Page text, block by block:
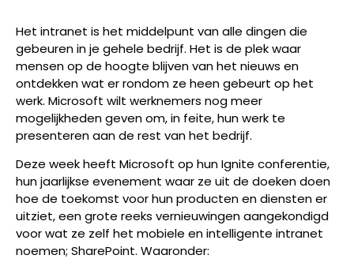
Het intranet is het middelpunt van alle dingen die
gebeuren in je gehele bedrijf. Het is de plek waar
mensen op de hoogte blijven van het nieuws en
ontdekken wat er rondom ze heen gebeurt op het
werk. Microsoft wilt werknemers nog meer
mogelijkheden geven om, in feite, hun werk te
presenteren aan de rest van het bedrijf.
Deze week heeft Microsoft op hun Ignite conferentie,
hun jaarlijkse evenement waar ze uit de doeken doen
hoe de toekomst voor hun producten en diensten er
uitziet, een grote reeks vernieuwingen aangekondigd
voor wat ze zelf het mobiele en intelligente intranet
noemen; SharePoint. Waaronder: